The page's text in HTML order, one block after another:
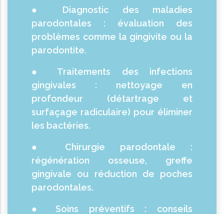
● Diagnostic des maladies
parodontales : évaluation des
problèmes comme la gingivite ou la
parodontite.
● Traitements des infections
gingivales : nettoyage en
profondeur (détartrage et
surfaçage radiculaire) pour éliminer
les bactéries.
● Chirurgie parodontale :
régénération osseuse, greffe
gingivale ou réduction de poches
parodontales.
● Soins préventifs : conseils